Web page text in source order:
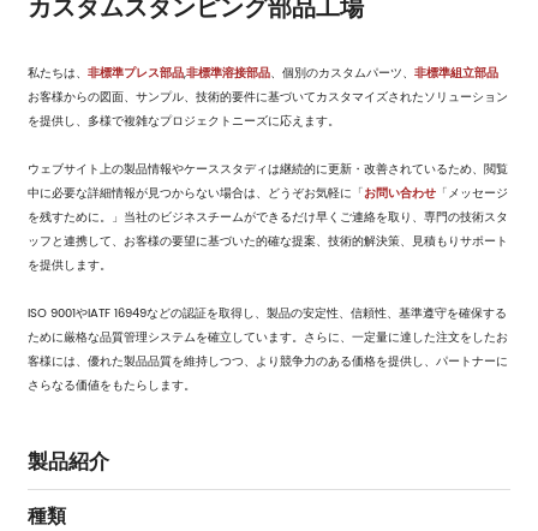
カスタムスタンピング部品工場
私たちは、非標準プレス部品,非標準溶接部品、個別のカスタムパーツ、非標準組立部品
お客様からの図面、サンプル、技術的要件に基づいてカスタマイズされたソリューション
を提供し、多様で複雑なプロジェクトニーズに応えます。
ウェブサイト上の製品情報やケーススタディは継続的に更新・改善されているため、閲覧
中に必要な詳細情報が見つからない場合は、どうぞお気軽に「お問い合わせ 「メッセージ
を残すために。」当社のビジネスチームができるだけ早くご連絡を取り、専門の技術スタ
ッフと連携して、お客様の要望に基づいた的確な提案、技術的解決策、見積もりサポート
を提供します。
ISO 9001やIATF 16949などの認証を取得し、製品の安定性、信頼性、基準遵守を確保する
ために厳格な品質管理システムを確立しています。さらに、一定量に達した注文をしたお
客様には、優れた製品品質を維持しつつ、より競争力のある価格を提供し、パートナーに
さらなる価値をもたらします。
製品紹介
種類